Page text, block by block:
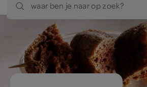
waar ben je naar op zoek?